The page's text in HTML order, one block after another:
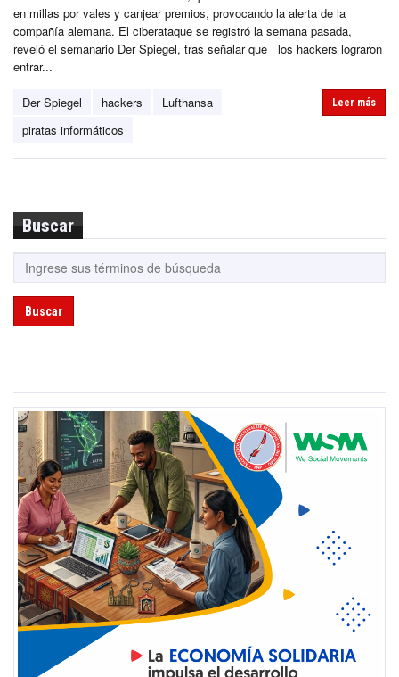
en millas por vales y canjear premios, provocando la alerta de la
compañía alemana. El ciberataque se registró la semana pasada,
reveló el semanario Der Spiegel, tras señalar que los hackers lograron
entrar...
Der Spiegel hackers
Lufthansa
piratas informáticos
Leer más
Buscar
Buscar